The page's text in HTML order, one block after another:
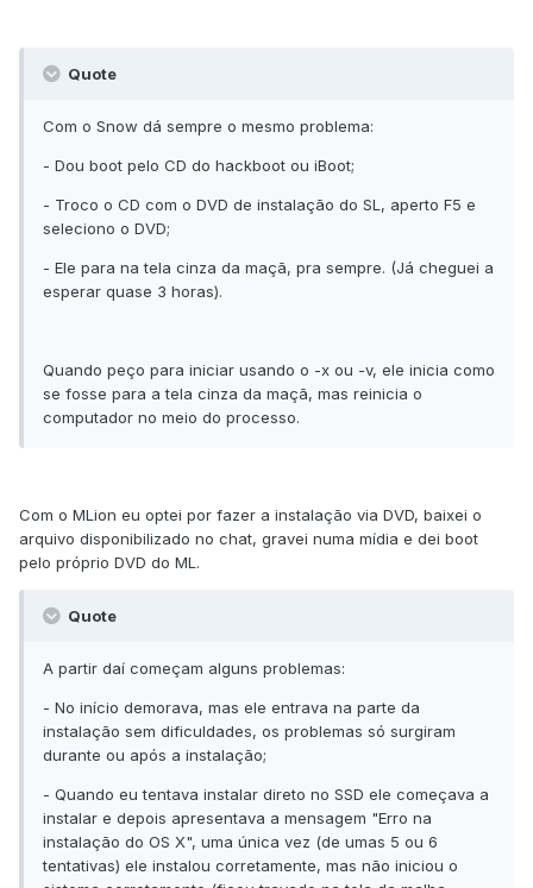
Quote
Com o Snow dá sempre o mesmo problema:
- Dou boot pelo CD do hackboot ou iBoot;
- Troco o CD com o DVD de instalação do SL, aperto F5 e
seleciono o DVD;
- Ele para na tela cinza da maçã, pra sempre. (Já cheguei a
esperar quase 3 horas).
Quando peço para iniciar usando o -x ou -v, ele inicia como
se fosse para a tela cinza da maçã, mas reinicia o
computador no meio do processo.
Com o MLion eu optei por fazer a instalação via DVD, baixei o
arquivo disponibilizado no chat, gravei numa mídia e dei boot
pelo próprio DVD do ML.
Quote
A partir daí começam alguns problemas:
- No início demorava, mas ele entrava na parte da
instalação sem dificuldades, os problemas só surgiram
durante ou após a instalação;
- Quando eu tentava instalar direto no SSD ele começava a
instalar e depois apresentava a mensagem "Erro na
instalação do OS X", uma única vez (de umas 5 ou 6
tentativas) ele instalou corretamente, mas não iniciou o